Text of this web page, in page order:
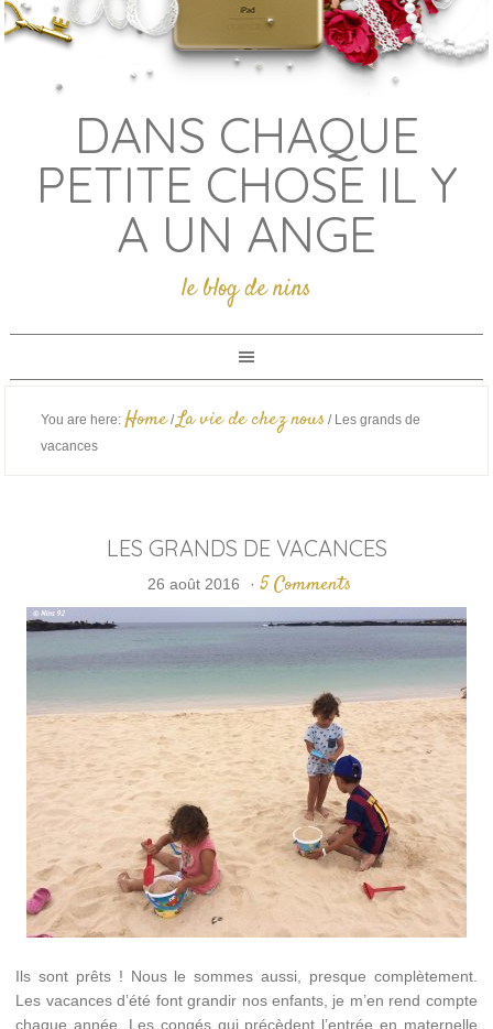
DANS CHAQUE
PETITE CHOSE IL Y
A UN ANGE
le blog de nins
You are here: Home / La vie de chez nous /Les grands de
vacances
LES GRANDS DE VACANCES
26 août 2016 · 5 Comments
Ils sont prêts ! Nous le sommes aussi, presque complètement.
Les vacances d’été font grandir nos enfants, je m’en rend compte
chaque année. Les congés qui précèdent l’entrée en maternelle